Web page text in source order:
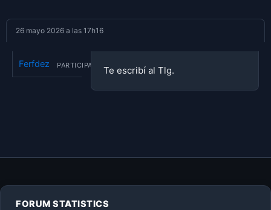
26 mayo 2026 a las 17h16
Ferfdez PARTICIPANTETe escribí al Tlg.
FORUM STATISTICS